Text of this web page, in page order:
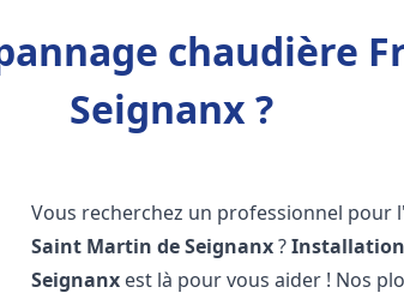
chaudière
Seignanx ?
Vous recherchez un professionnel pour
Saint Martin de Seignanx?Installation
Seignanx est là pour vous aider ! Nos